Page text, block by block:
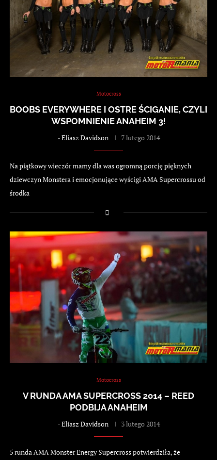
Motocross
BOOBS EVERYWHERE I OSTRE ŚCIGANIE, CZYLI
WSPOMNIENIE ANAHEIM 3!
-Eliasz Davidson 7 lutego 2014
Na piątkowy wieczór mamy dla was ogromną porcję pięknych
dziewczyn Monstera i emocjonujące wyścigi AMA Supercrossu od
środka
Motocross
V RUNDA AMA SUPERCROSS 2014 – REED
PODBIJA ANAHEIM
-Eliasz Davidson 3 lutego 2014
5 runda AMA Monster Energy Supercross potwierdziła, że